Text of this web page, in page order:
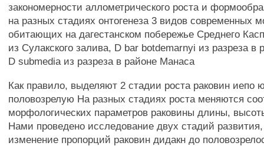
закономерности аллометрического роста и
на разных стадиях онтогенеза 3 видов современных
обитающих на дагестанском побережье Среднего
из Сулакского залива, D bar botdemarnyi из разреза в
D submedia из разреза в районе Манаса
Как правило, выделяют 2 стадии роста раковин иепо
половозрелую На разных стадиях роста меняются
морфологических параметров раковины длины,
Нами проведено исследование двух стадий
изменение пропорций раковин дидакн до